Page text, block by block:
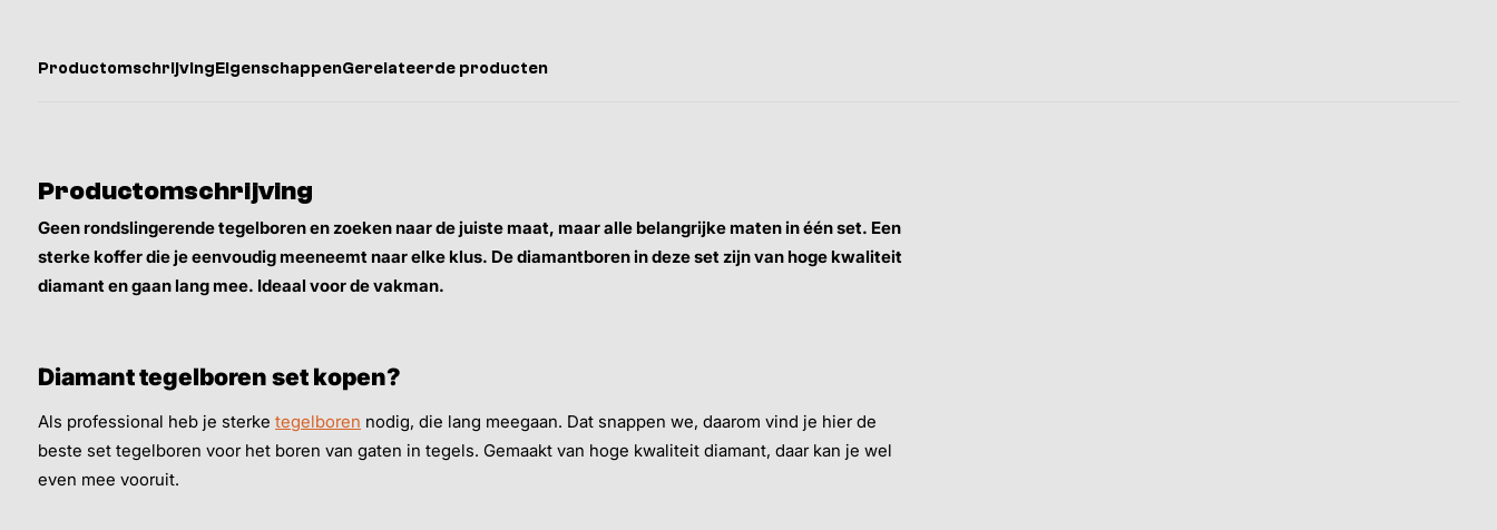
ProductomschrijvingEigenschappenGerelateerde producten
Productomschrijving
Geen rondslingerende tegelboren en zoeken naar de juiste maat, maar alle belangrijke maten in één set. Een
sterke koffer die je eenvoudig meeneemt naar elke klus. De diamantboren in deze set zijn van hoge kwaliteit
diamant en gaan lang mee. Ideaal voor de vakman.
Diamant tegelboren set kopen?
Als professional heb je sterke tegelboren nodig, die lang meegaan. Dat snappen we, daarom vind je hier de
beste set tegelboren voor het boren van gaten in tegels. Gemaakt van hoge kwaliteit diamant, daar kan je wel
even mee vooruit.